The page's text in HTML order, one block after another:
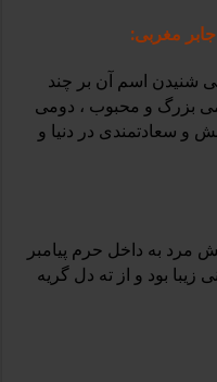
مغربی:
شنیدن اسم آن بر چند
بزرگ و محبوب ، دومی
و سعادتمندی در دنیا و
مرد به داخل حرم پیامبر
زیبا بود و از ته دل گریه